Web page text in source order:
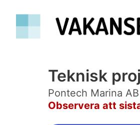
Teknisk
Pontech Marina
Observera att